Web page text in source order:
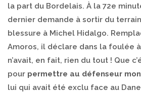
la part du Bordelais. À la 72e
dernier demande à sortir du
blessure à Michel Hidalgo.
Amoros, il déclare dans la foulée
n’avait, en fait, rien du tout ! Que
pour permettre au défenseur
lui qui avait été exclu face au